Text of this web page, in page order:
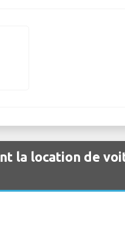
la location de